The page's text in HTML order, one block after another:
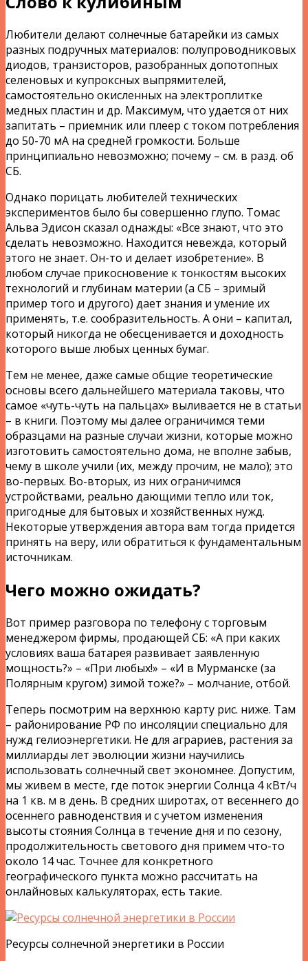
Любители делают солнечные батарейки из самых
разных подручных материалов: полупроводниковых
диодов, транзисторов, разобранных допотопных
селеновых и купроксных выпрямителей,
самостоятельно окисленных на электроплитке
медных пластин и др. Максимум, что удается от них
запитать – приемник или плеер с током потребления
до 50-70 мА на средней громкости. Больше
принципиально невозможно; почему – см. в разд. об
СБ.
Однако порицать любителей технических
экспериментов было бы совершенно глупо. Томас
Альва Эдисон сказал однажды: «Все знают, что это
сделать невозможно. Находится невежда, который
этого не знает. Он-то и делает изобретение». В
любом случае прикосновение к тонкостям высоких
технологий и глубинам материи (а СБ – зримый
пример того и другого) дает знания и умение их
применять, т.е. сообразительность. А они – капитал,
который никогда не обесценивается и доходность
которого выше любых ценных бумаг.
Тем не менее, даже самые общие теоретические
основы всего дальнейшего материала таковы, что
самое «чуть-чуть на пальцах» выливается не в статьи
– в книги. Поэтому мы далее ограничимся теми
образцами на разные случаи жизни, которые можно
изготовить самостоятельно дома, не вполне забыв,
чему в школе учили (их, между прочим, не мало); это
во-первых. Во-вторых, из них ограничимся
устройствами, реально дающими тепло или ток,
пригодные для бытовых и хозяйственных нужд.
Некоторые утверждения автора вам тогда придется
принять на веру, или обратиться к фундаментальным
источникам.
Чего можно ожидать?
Вот пример разговора по телефону с торговым
менеджером фирмы, продающей СБ: «А при каких
условиях ваша батарея развивает заявленную
мощность?» – «При любых!» – «И в Мурманске (за
Полярным кругом) зимой тоже?» – молчание, отбой.
Теперь посмотрим на верхнюю карту рис. ниже. Там
– районирование РФ по инсоляции специально для
нужд гелиоэнергетики. Не для аграриев, растения за
миллиарды лет эволюции жизни научились
использовать солнечный свет экономнее. Допустим,
мы живем в месте, где поток энергии Солнца 4 кВт/ч
на 1 кв. м в день. В средних широтах, от весеннего до
осеннего равноденствия и с учетом изменения
высоты стояния Солнца в течение дня и по сезону,
продолжительность светового дня примем что-то
около 14 час. Точнее для конкретного
географического пункта можно рассчитать на
онлайновых калькуляторах, есть такие.
Ресурсы солнечной энергетики в России